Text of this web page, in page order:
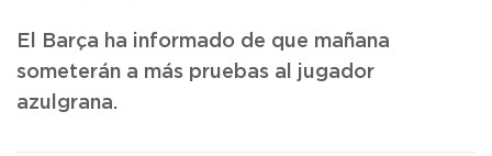
El Barça ha informado de que mañana
someterán a más pruebas al jugador
azulgrana.